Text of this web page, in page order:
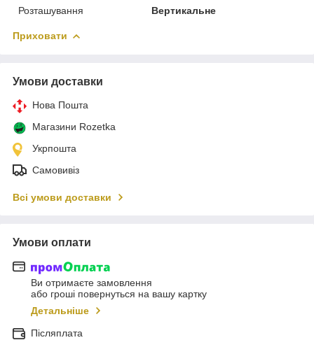
Розташування
Вертикальне
Приховати
Умови доставки
Нова Пошта
Магазини Rozetka
Укрпошта
Самовивіз
Всі умови доставки
Умови оплати
Ви отримаєте замовлення
або гроші повернуться на вашу картку
Детальніше
Післяплата